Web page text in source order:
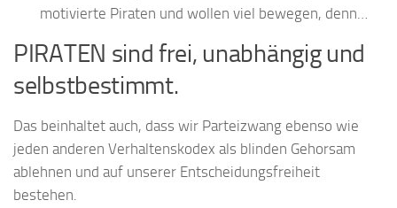
motivierte Piraten und wollen viel bewegen, denn…
PIRATEN sind frei, unabhängig und
selbstbestimmt.
Das beinhaltet auch, dass wir Parteizwang ebenso wie
jeden anderen Verhaltenskodex als blinden Gehorsam
ablehnen und auf unserer Entscheidungsfreiheit
bestehen.